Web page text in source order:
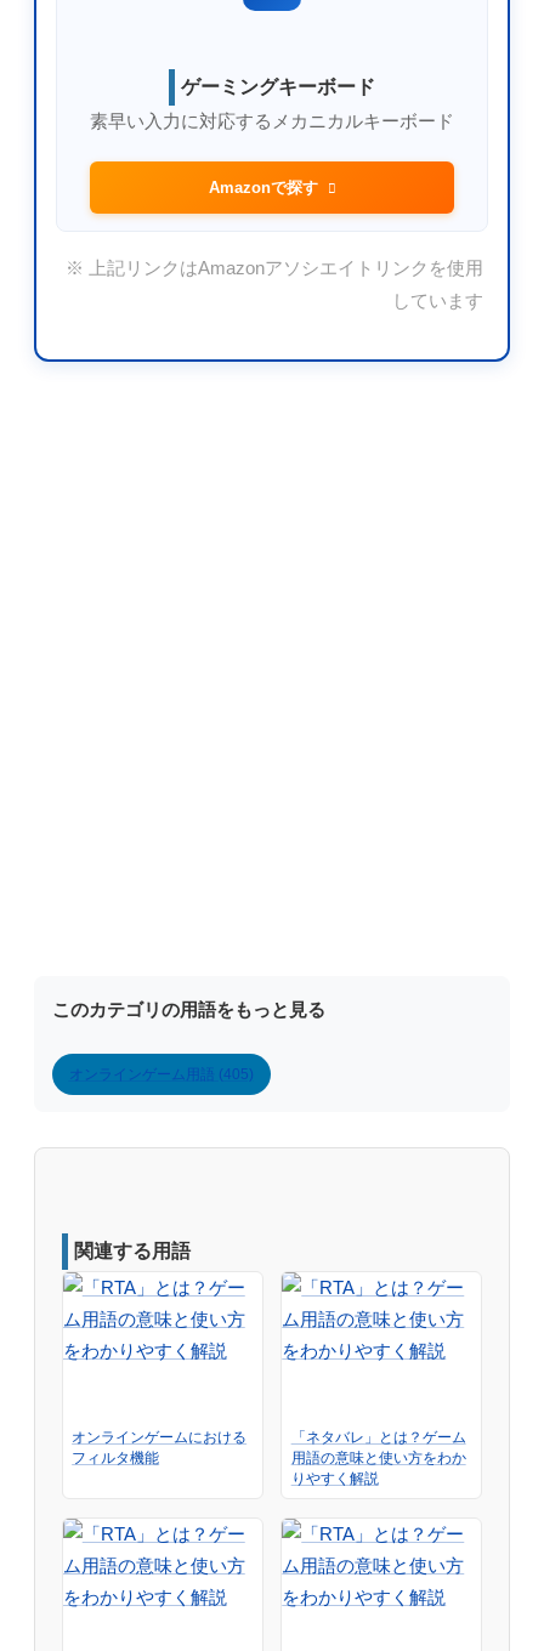
ゲーミングキーボード
素早い入力に対応するメカニカルキーボード
Amazonで探す
※ 上記リンクはAmazonアソシエイトリンクを使用
しています
このカテゴリの用語をもっと見る
オンラインゲーム用語 (405)
関連する用語
オンラインゲームにおける
フィルタ機能
「ネタバレ」とは？ゲーム
用語の意味と使い方をわか
りやすく解説